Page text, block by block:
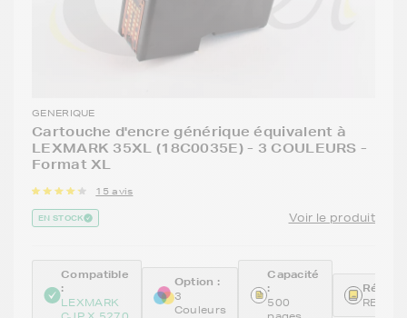
GENERIQUE
Cartouche d'encre générique équivalent à
LEXMARK 35XL (18C0035E) - 3 COULEURS -
Format XL
15 avis
EN STOCK Voir le produit
Compatible
:
LEXMARK
Option :
3
Couleurs
Capacité
:
500